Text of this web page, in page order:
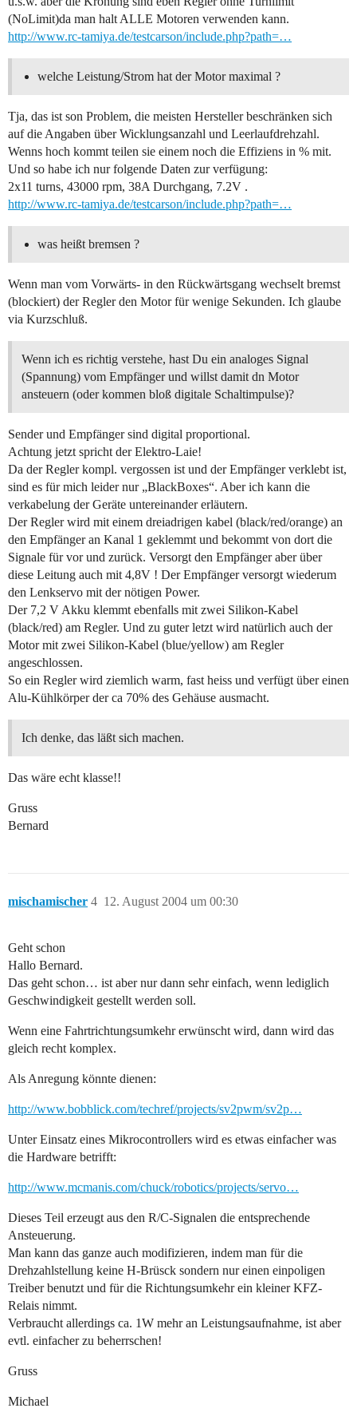
(NoLimit)da man halt ALLE Motoren verwenden kann.
http://www.rc-tamiya.de/testcarson/include.php?path=…
welche Leistung/Strom hat der Motor maximal ?
Tja, das ist son Problem, die meisten Hersteller beschränken sich
auf die Angaben über Wicklungsanzahl und Leerlaufdrehzahl.
Wenns hoch kommt teilen sie einem noch die Effiziens in % mit.
Und so habe ich nur folgende Daten zur verfügung:
2x11 turns, 43000 rpm, 38A Durchgang, 7.2V .
http://www.rc-tamiya.de/testcarson/include.php?path=…
was heißt bremsen ?
Wenn man vom Vorwärts- in den Rückwärtsgang wechselt bremst
(blockiert) der Regler den Motor für wenige Sekunden. Ich glaube
via Kurzschluß.
Wenn ich es richtig verstehe, hast Du ein analoges Signal
(Spannung) vom Empfänger und willst damit dn Motor
ansteuern (oder kommen bloß digitale Schaltimpulse)?
Sender und Empfänger sind digital proportional.
Achtung jetzt spricht der Elektro-Laie!
Da der Regler kompl. vergossen ist und der Empfänger verklebt ist,
sind es für mich leider nur „BlackBoxes“. Aber ich kann die
verkabelung der Geräte untereinander erläutern.
Der Regler wird mit einem dreiadrigen kabel (black/red/orange) an
den Empfänger an Kanal 1 geklemmt und bekommt von dort die
Signale für vor und zurück. Versorgt den Empfänger aber über
diese Leitung auch mit 4,8V ! Der Empfänger versorgt wiederum
den Lenkservo mit der nötigen Power.
Der 7,2 V Akku klemmt ebenfalls mit zwei Silikon-Kabel
(black/red) am Regler. Und zu guter letzt wird natürlich auch der
Motor mit zwei Silikon-Kabel (blue/yellow) am Regler
angeschlossen.
So ein Regler wird ziemlich warm, fast heiss und verfügt über einen
Alu-Kühlkörper der ca 70% des Gehäuse ausmacht.
Ich denke, das läßt sich machen.
Das wäre echt klasse!!
Gruss
Bernard
mischamischer 12. August 2004 um 00:30
4
Geht schon
Hallo Bernard.
Das geht schon… ist aber nur dann sehr einfach, wenn lediglich
Geschwindigkeit gestellt werden soll.
Wenn eine Fahrtrichtungsumkehr erwünscht wird, dann wird das
gleich recht komplex.
Als Anregung könnte dienen:
http://www.bobblick.com/techref/projects/sv2pwm/sv2p…
Unter Einsatz eines Mikrocontrollers wird es etwas einfacher was
die Hardware betrifft:
http://www.mcmanis.com/chuck/robotics/projects/servo…
Dieses Teil erzeugt aus den R/C-Signalen die entsprechende
Ansteuerung.
Man kann das ganze auch modifizieren, indem man für die
Drehzahlstellung keine H-Brüsck sondern nur einen einpoligen
Treiber benutzt und für die Richtungsumkehr ein kleiner KFZ-
Relais nimmt.
Verbraucht allerdings ca. 1W mehr an Leistungsaufnahme, ist aber
evtl. einfacher zu beherrschen!
Gruss
Michael